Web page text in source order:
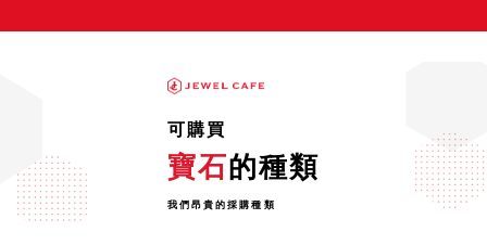
可購買
寶石的種類
我們昂貴的採購種類